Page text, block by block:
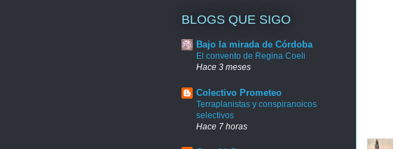
BLOGS QUE SIGO
Bajo la mirada de Córdoba
El convento de Regina Coeli
Hace 3 meses
Colectivo Prometeo
Terraplanistas y conspiranoicos
selectivos
Hace 7 horas